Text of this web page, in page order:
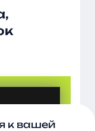
к вашей